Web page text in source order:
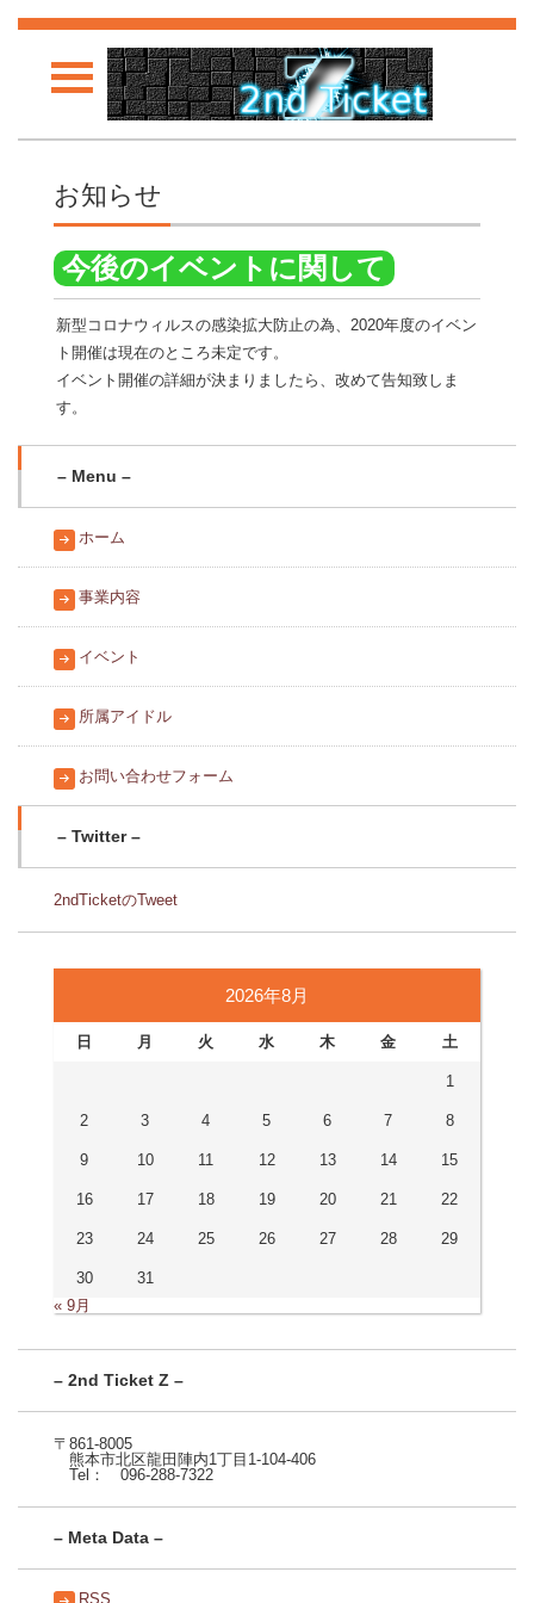
お知らせ
今後のイベントに関して
新型コロナウィルスの感染拡大防止の為、2020年度のイベン
ト開催は現在のところ未定です。
イベント開催の詳細が決まりましたら、改めて告知致しま
す。
– Menu –
ホーム
事業内容
イベント
所属アイドル
お問い合わせフォーム
– Twitter –
2ndTicketのTweet
2026年8月
日 月 火 水 木 金 土
1
2 3 4 5 6 7 8
9 10 11 12 13 14 15
16 17 18 19 20 21 22
23 24 25 26 27 28 29
30
31
« 9月
– 2nd Ticket Z –
〒861-8005
熊本市北区龍田陣内1丁目1-104-406
Tel： 096-288-7322
– Meta Data –
RSS